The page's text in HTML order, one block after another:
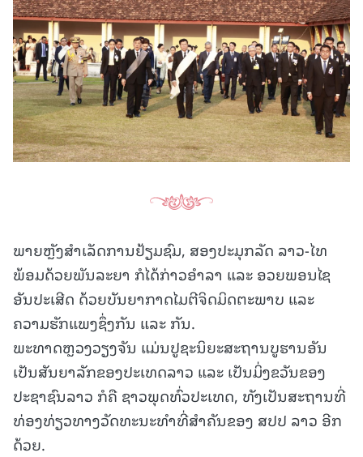
ພາຍຫຼັງສໍາເລັດການຢ້ຽມຊົມ, ສອງປະມຸກລັດ ລາວ-ໄທ
ພ້ອມດ້ວຍພັນລະຍາ ກໍໄດ້ກ່າວອໍາລາ ແລະ ອວຍພອນໄຊ
ອັນປະເສີດ ດ້ວຍບັນຍາກາດໄມຕີຈິດມິດຕະພາບ ແລະ
ຄວາມຮັກແພງຊຶ່ງກັນ ແລະ ກັນ.
ພະທາດຫຼວງວຽງຈັນ ແມ່ນປູຊະນິຍະສະຖານບູຮານອັນ
ເປັນສັນຍາລັກຂອງປະເທດລາວ ແລະ ເປັນມິ່ງຂວັນຂອງ
ປະຊາຊົນລາວ ກໍຄື ຊາວພຸດທົ່ວປະເທດ, ທັງເປັນສະຖານທີ່
ທ່ອງທ່ຽວທາງວັດທະນະທໍາທີ່ສໍາຄັນຂອງ ສປປ ລາວ ອີກ
ດ້ວຍ.